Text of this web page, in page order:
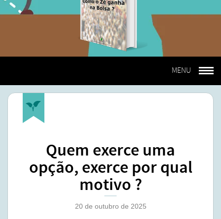
Quem exerce uma
opção, exerce por qual
motivo ?
20 de outubro de 2025